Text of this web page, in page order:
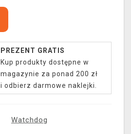
PREZENT GRATIS
Kup produkty dostępne w
magazynie za ponad 200 zł
i odbierz darmowe naklejki.
Watchdog